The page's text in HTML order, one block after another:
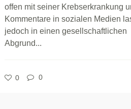
offen mit seiner Krebserkrankung
Kommentare in sozialen Medien
jedoch in einen gesellschaftlichen
Abgrund...
0 0